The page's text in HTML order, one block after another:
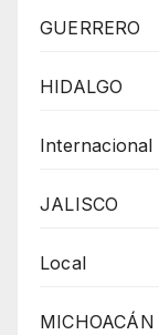
GUERRERO
HIDALGO
Internacional
JALISCO
Local
MICHOACÁN